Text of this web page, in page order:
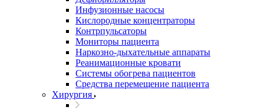
Инфузионные насосы
Кислородные концентраторы
Контрпульсаторы
Мониторы пациента
Наркозно-дыхательные аппараты
Реанимационные кровати
Системы обогрева пациентов
Средства перемещение пациента
Хирургия